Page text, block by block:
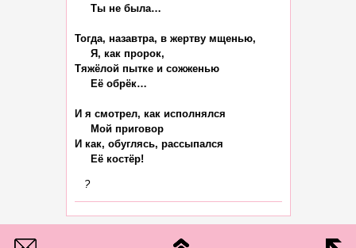
     Ты не была…
Тогда, назавтра, в жертву мщенью,
     Я, как пророк,
Тяжёлой пытке и сожженью
     Её обрёк…
И я смотрел, как исполнялся
     Мой приговор
И как, обуглясь, рассыпался
?